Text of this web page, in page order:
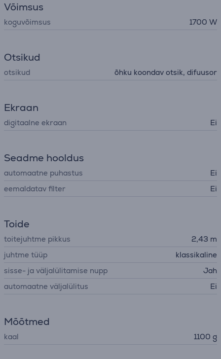
Võimsus
koguvõimsus 1700 W
Otsikud
otsikud õhku koondav otsik, difuusor
Ekraan
digitaalne ekraan Ei
Seadme hooldus
automaatne puhastus
Ei
eemaldatav filter
Ei
Toide
toitejuhtme pikkus
2,43 m
juhtme tüüp
klassikaline
sisse- ja väljalülitamise nupp
Jah
automaatne väljalülitus
Ei
Mõõtmed
kaal 1100 g